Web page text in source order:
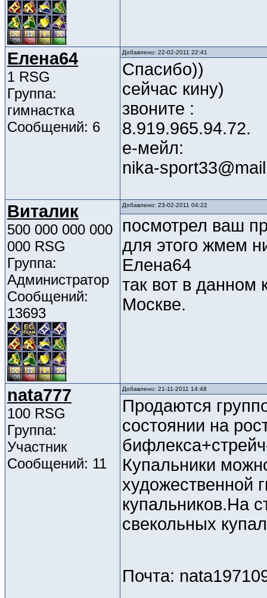
Елена64
1 RSG
Группа:
гимнастка
Сообщений: 6
Добавлено: 22-02-2011 22:41
Спасибо))
сейчас кину)
звоните :
8.919.965.94.72.
е-мейл:
nika-
Виталик
500 000 000 000
000 RSG
Группа:
Администратор
Сообщений:
13693
Добавлено: 23-02-2011 04:22
посмотрел ваш
для этого жмем
Елена64
так вот в данном
Москве.
nata777
100 RSG
Группа:
Участник
Сообщений: 11
Добавлено: 21-11-2011 14:48
Продаются
состоянии на
Купальники
художественной
купальников.На
свекольных
Почта: